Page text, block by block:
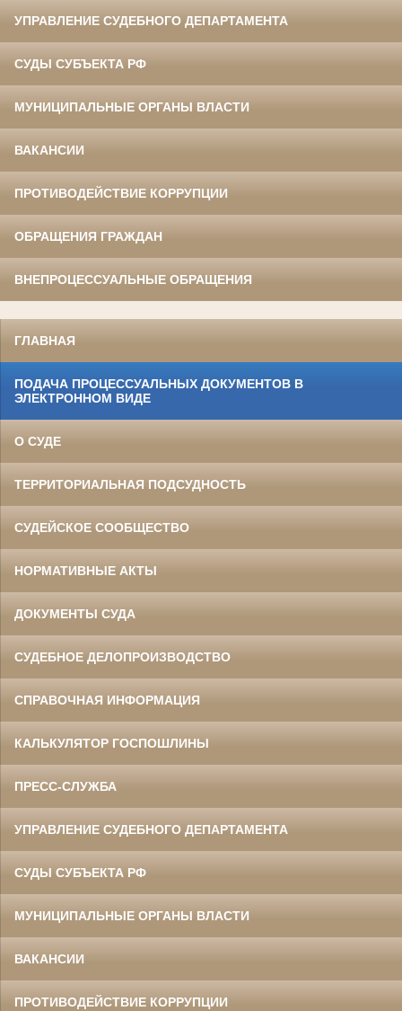
УПРАВЛЕНИЕ СУДЕБНОГО ДЕПАРТАМЕНТА
СУДЫ СУБЪЕКТА РФ
МУНИЦИПАЛЬНЫЕ ОРГАНЫ ВЛАСТИ
ВАКАНСИИ
ПРОТИВОДЕЙСТВИЕ КОРРУПЦИИ
ОБРАЩЕНИЯ ГРАЖДАН
ВНЕПРОЦЕССУАЛЬНЫЕ ОБРАЩЕНИЯ
ГЛАВНАЯ
ПОДАЧА ПРОЦЕССУАЛЬНЫХ ДОКУМЕНТОВ В
ЭЛЕКТРОННОМ ВИДЕ
О СУДЕ
ТЕРРИТОРИАЛЬНАЯ ПОДСУДНОСТЬ
СУДЕЙСКОЕ СООБЩЕСТВО
НОРМАТИВНЫЕ АКТЫ
ДОКУМЕНТЫ СУДА
СУДЕБНОЕ ДЕЛОПРОИЗВОДСТВО
СПРАВОЧНАЯ ИНФОРМАЦИЯ
КАЛЬКУЛЯТОР ГОСПОШЛИНЫ
ПРЕСС-СЛУЖБА
УПРАВЛЕНИЕ СУДЕБНОГО ДЕПАРТАМЕНТА
СУДЫ СУБЪЕКТА РФ
МУНИЦИПАЛЬНЫЕ ОРГАНЫ ВЛАСТИ
ВАКАНСИИ
ПРОТИВОДЕЙСТВИЕ КОРРУПЦИИ